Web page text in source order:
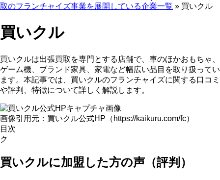
取のフランチャイズ事業を展開している企業一覧 » 買いクル
買いクル
買いクルは出張買取を専門とする店舗で、車のほかおもちゃ、
ゲーム機、ブランド家具、家電など幅広い品目を取り扱ってい
ます。本記事では、買いクルのフランチャイズに関する口コミ
や評判、特徴について詳しく解説します。
画像引用元：買いクル公式HP（https://kaikuru.com/fc）
目次
ク
買いクルに加盟した方の声（評判）